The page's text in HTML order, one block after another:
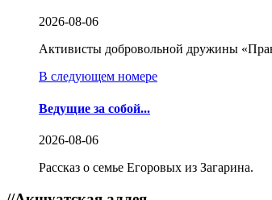
2026-08-06
Активисты добровольной дружины
В следующем номере
Ведущие за собой...
2026-08-06
Рассказ о семье Егоровых из Загарина.